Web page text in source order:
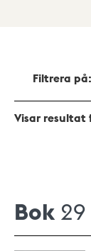
Filtrera på:
Visar resultat
Bok